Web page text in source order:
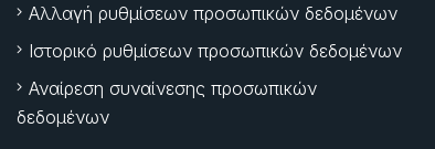
Αλλαγή ρυθμίσεων προσωπικών δεδομένων
Ιστορικό ρυθμίσεων προσωπικών δεδομένων
Αναίρεση συναίνεσης προσωπικών
δεδομένων